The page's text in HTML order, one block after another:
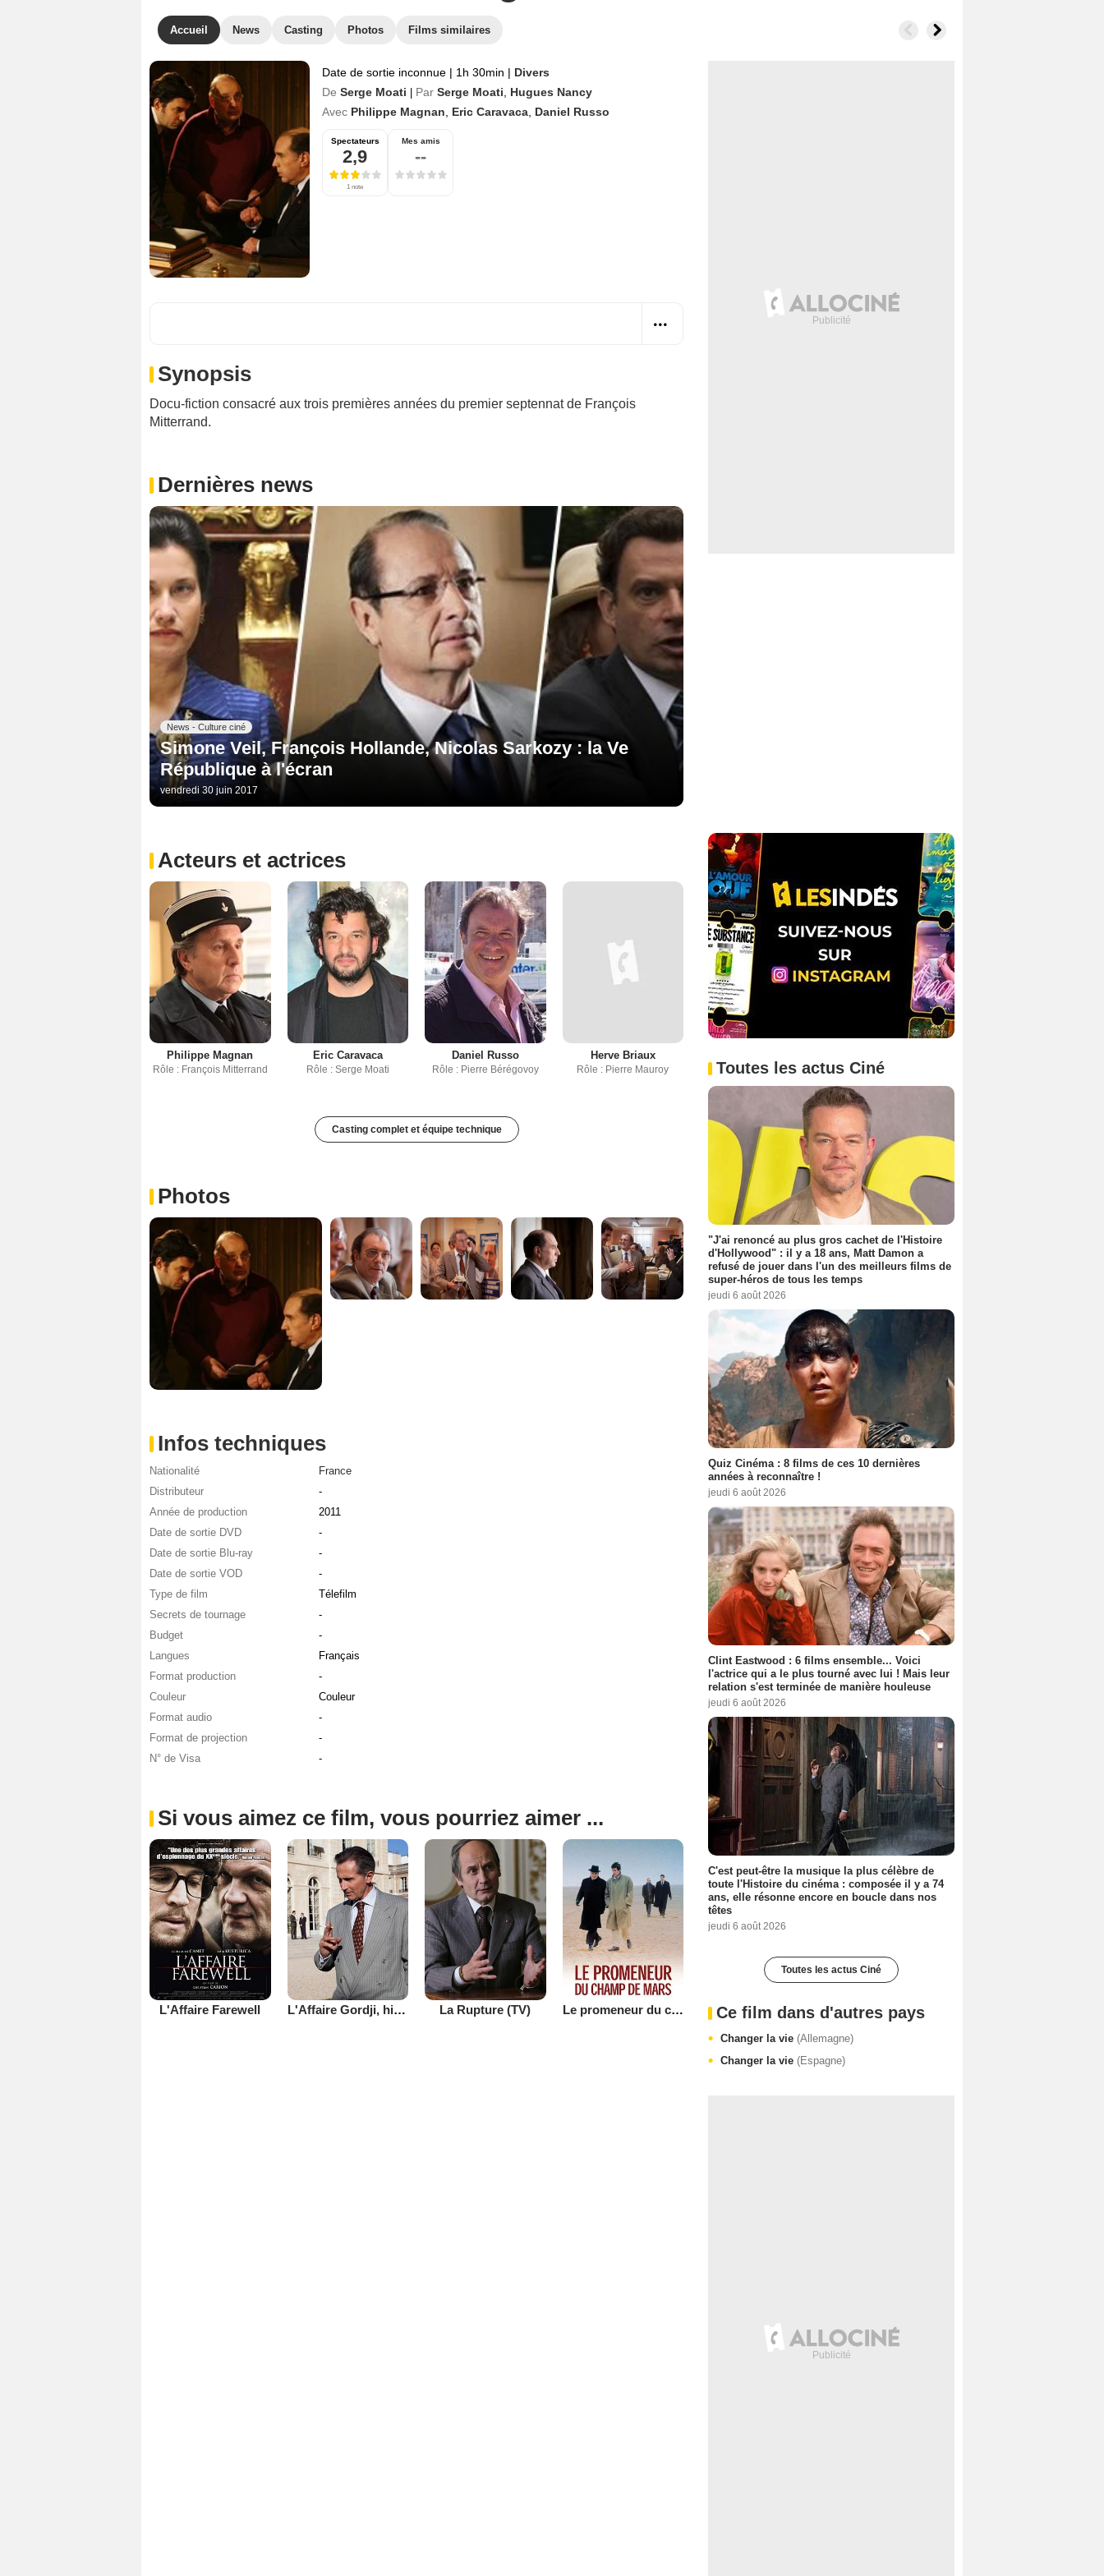
Accueil News Casting Photos Films similaires
Date de sortie inconnue | 1h 30min | Divers
De Serge Moati Par Serge Moati
Hugues Nancy
Avec Philippe Magnan Eric Caravaca Daniel Russo
Spectateurs
2,9
1 note
Mes amis
--
Synopsis
Docu-fiction consacré aux trois premières années du premier septennat de François
Mitterrand.
Dernières news
News - Culture ciné
Simone Veil, François Hollande, Nicolas Sarkozy : la Ve
République à l'écran
vendredi 30 juin 2017
Acteurs et actrices
Philippe Magnan
Rôle : François Mitterrand
Eric Caravaca
Rôle : Serge Moati
Daniel Russo
Rôle : Pierre Bérégovoy
Herve Briaux
Rôle : Pierre Mauroy
Casting complet et équipe technique
Photos
Infos techniques
Nationalité
France
Distributeur
-
Année de production
2011
Date de sortie DVD
-
Date de sortie Blu-ray
-
Date de sortie VOD
-
Type de film
Télefilm
Secrets de tournage
-
Budget
-
Langues
Français
Format production
-
Couleur
Couleur
Format audio
-
Format de projection
-
N° de Visa
-
Si vous aimez ce film, vous pourriez aimer ...
L'Affaire Farewell L'Affaire Gordji, histoire d'une cohabitation La Rupture (TV) Le promeneur du champ de Mars
Toutes les actus Ciné
"J'ai renoncé au plus gros cachet de l'Histoire
d'Hollywood" : il y a 18 ans, Matt Damon a
refusé de jouer dans l'un des meilleurs films de
super-héros de tous les temps
jeudi 6 août 2026
Quiz Cinéma : 8 films de ces 10 dernières
années à reconnaître !
jeudi 6 août 2026
Clint Eastwood : 6 films ensemble... Voici
l'actrice qui a le plus tourné avec lui ! Mais leur
relation s'est terminée de manière houleuse
jeudi 6 août 2026
C'est peut-être la musique la plus célèbre de
toute l'Histoire du cinéma : composée il y a 74
ans, elle résonne encore en boucle dans nos
têtes
jeudi 6 août 2026
Toutes les actus Ciné
Ce film dans d'autres pays
Changer la vie (Allemagne)
Changer la vie (Espagne)